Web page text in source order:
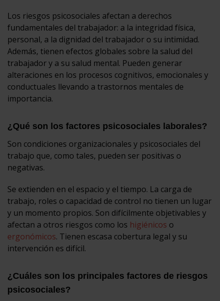
Los riesgos psicosociales afectan a derechos
fundamentales del trabajador: a la integridad física,
personal, a la dignidad del trabajador o su intimidad.
Además, tienen efectos globales sobre la salud del
trabajador y a su salud mental. Pueden generar
alteraciones en los procesos cognitivos, emocionales y
conductuales llevando a trastornos mentales de
importancia.
¿Qué son los factores psicosociales laborales?
Son condiciones organizacionales y psicosociales del
trabajo que, como tales, pueden ser positivas o
negativas.
Se extienden en el espacio y el tiempo. La carga de
trabajo, roles o capacidad de control no tienen un lugar
y un momento propios. Son difícilmente objetivables y
afectan a otros riesgos como los higiénicos o
ergonómicos. Tienen escasa cobertura legal y su
intervención es difícil.
¿Cuáles son los principales factores de riesgos
psicosociales?